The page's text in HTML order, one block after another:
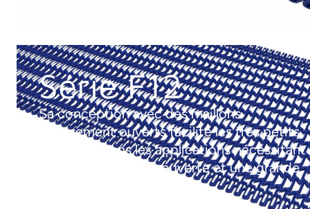
Série F12
Sa conception avec des maillons
entièrement ouverts facilite les très petits
transferts dans les applications nécessitant
une grande surface ouverte et une grande